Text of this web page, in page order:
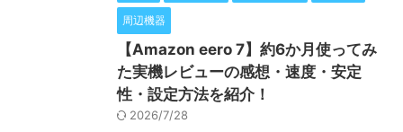
周辺機器
【Amazon eero 7】約6か月使ってみ
た実機レビューの感想・速度・安定
性・設定方法を紹介！
2026/7/28